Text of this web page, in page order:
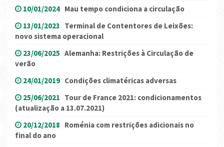
10/01/2024 Mau tempo condiciona a circulação
13/01/2023 Terminal de Contentores de Leixões:
novo sistema operacional
23/06/2025 Alemanha: Restrições à Circulação de
verão
24/01/2019 Condições climatéricas adversas
25/06/2021 Tour de France 2021: condicionamentos
(atualização a 13.07.2021)
20/12/2018 Roménia com restrições adicionais no
final do ano